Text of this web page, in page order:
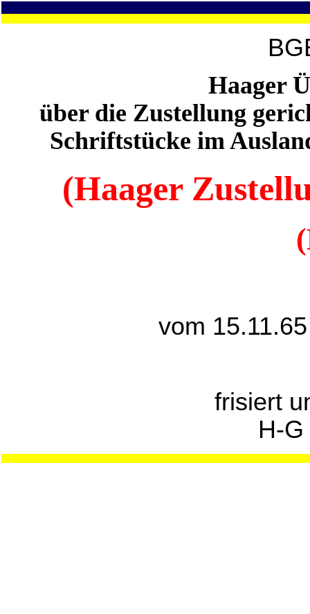
Haager
über die Zustellung
Schriftstücke im
(Haager
vom
frisiert
H-